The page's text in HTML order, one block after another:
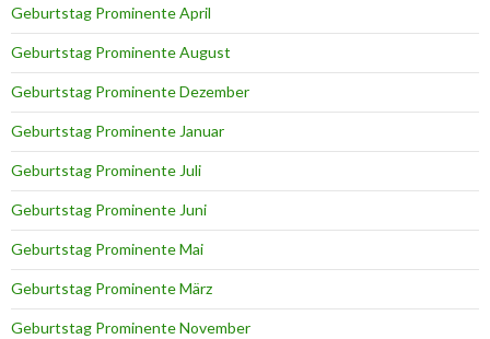
Geburtstag Prominente April
Geburtstag Prominente August
Geburtstag Prominente Dezember
Geburtstag Prominente Januar
Geburtstag Prominente Juli
Geburtstag Prominente Juni
Geburtstag Prominente Mai
Geburtstag Prominente März
Geburtstag Prominente November